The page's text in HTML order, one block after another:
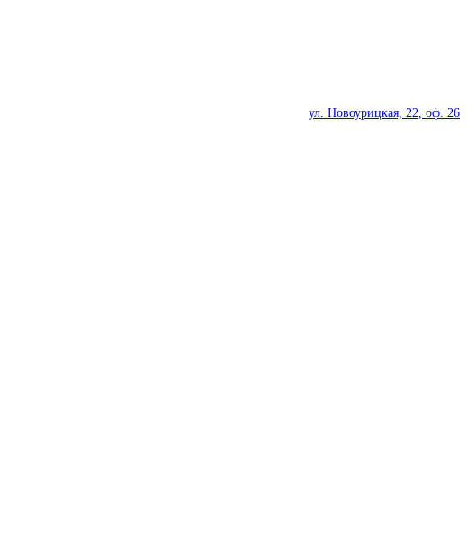
ул. Новоурицкая, 22, оф. 26